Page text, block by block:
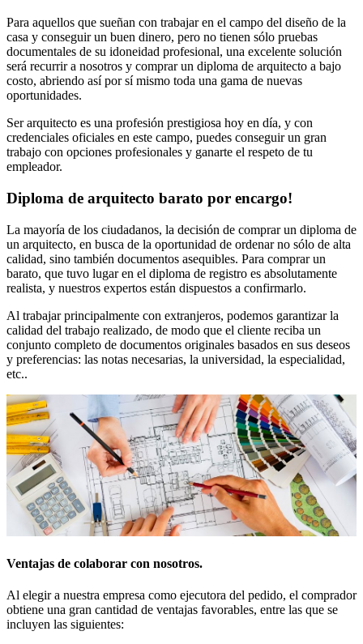
Para aquellos que sueñan con trabajar en el campo del diseño de la
casa y conseguir un buen dinero, pero no tienen sólo pruebas
documentales de su idoneidad profesional, una excelente solución
será recurrir a nosotros y comprar un diploma de arquitecto a bajo
costo, abriendo así por sí mismo toda una gama de nuevas
oportunidades.
Ser arquitecto es una profesión prestigiosa hoy en día, y con
credenciales oficiales en este campo, puedes conseguir un gran
trabajo con opciones profesionales y ganarte el respeto de tu
empleador.
Diploma de arquitecto barato por encargo!
La mayoría de los ciudadanos, la decisión de comprar un diploma de
un arquitecto, en busca de la oportunidad de ordenar no sólo de alta
calidad, sino también documentos asequibles. Para comprar un
barato, que tuvo lugar en el diploma de registro es absolutamente
realista, y nuestros expertos están dispuestos a confirmarlo.
Al trabajar principalmente con extranjeros, podemos garantizar la
calidad del trabajo realizado, de modo que el cliente reciba un
conjunto completo de documentos originales basados en sus deseos
y preferencias: las notas necesarias, la universidad, la especialidad,
etc..
Ventajas de colaborar con nosotros.
Al elegir a nuestra empresa como ejecutora del pedido, el comprador
obtiene una gran cantidad de ventajas favorables, entre las que se
incluyen las siguientes: